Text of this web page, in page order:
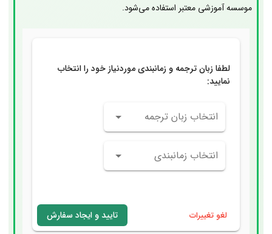
موسسه آموزشی معتبر استفاده می‌شود.